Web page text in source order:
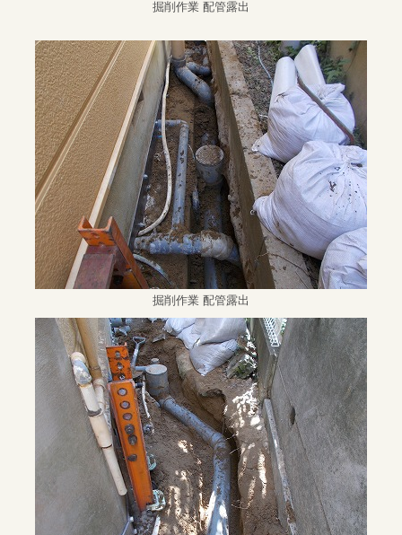
掘削作業 配管露出
掘削作業 配管露出